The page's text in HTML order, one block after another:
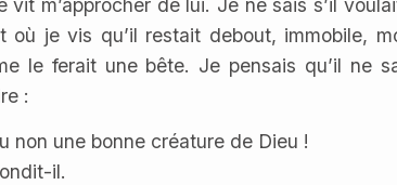
vit m’approcher de lui. Je ne sais s’il
où je vis qu’il restait debout, immobile,
le ferait une bête. Je pensais qu’il ne
:
non une bonne créature de Dieu !
il.